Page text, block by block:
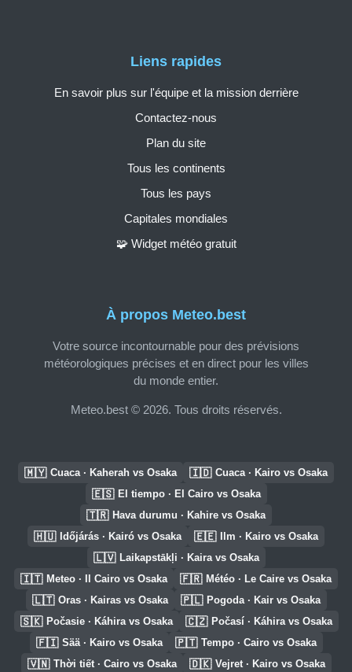
À propos Meteo.best
Votre source incontournable pour des prévisions
météorologiques précises et en direct pour les villes
du monde entier.
Meteo.best © 2026. Tous droits réservés.
Liens rapides
En savoir plus sur l'équipe et la mission derrière
Contactez-nous
Plan du site
Tous les continents
Tous les pays
Capitales mondiales
🧩 Widget météo gratuit
🇲🇾 Cuaca · Kaherah vs Osaka 🇮🇩 Cuaca · Kairo vs Osaka
🇪🇸 El tiempo · El Cairo vs Osaka
🇹🇷 Hava durumu · Kahire vs Osaka
🇭🇺 Időjárás · Kairó vs Osaka 🇪🇪 Ilm · Kairo vs Osaka
🇱🇻 Laikapstākļi · Kaira vs Osaka
🇮🇹 Meteo · Il Cairo vs Osaka 🇫🇷 Météo · Le Caire vs Osaka
🇱🇹 Oras · Kairas vs Osaka 🇵🇱 Pogoda · Kair vs Osaka
🇸🇰 Počasie · Káhira vs Osaka 🇨🇿 Počasí · Káhira vs Osaka
🇫🇮 Sää · Kairo vs Osaka 🇵🇹 Tempo · Cairo vs Osaka
🇻🇳 Thời tiết · Cairo vs Osaka 🇩🇰 Vejret · Kairo vs Osaka